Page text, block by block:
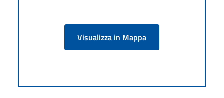
Visualizza in Mappa